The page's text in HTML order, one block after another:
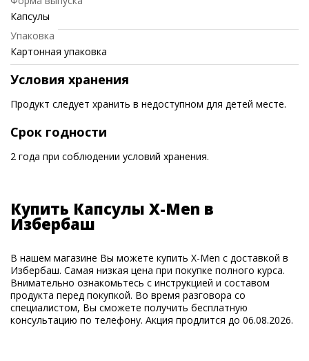
Капсулы
Упаковка
Картонная упаковка
Условия хранения
Продукт следует хранить в недоступном для детей месте.
Срок годности
2 года при соблюдении условий хранения.
Купить Капсулы X-Men в
Избербаш
В нашем магазине Вы можете купить X-Men с доставкой в
Избербаш. Самая низкая цена при покупке полного курса.
Внимательно ознакомьтесь с инструкцией и составом
продукта перед покупкой. Во время разговора со
специалистом, Вы сможете получить бесплатную
консультацию по телефону. Акция продлится до 06.08.2026.